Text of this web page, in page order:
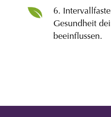
6.
Gesundheit
beeinflussen.